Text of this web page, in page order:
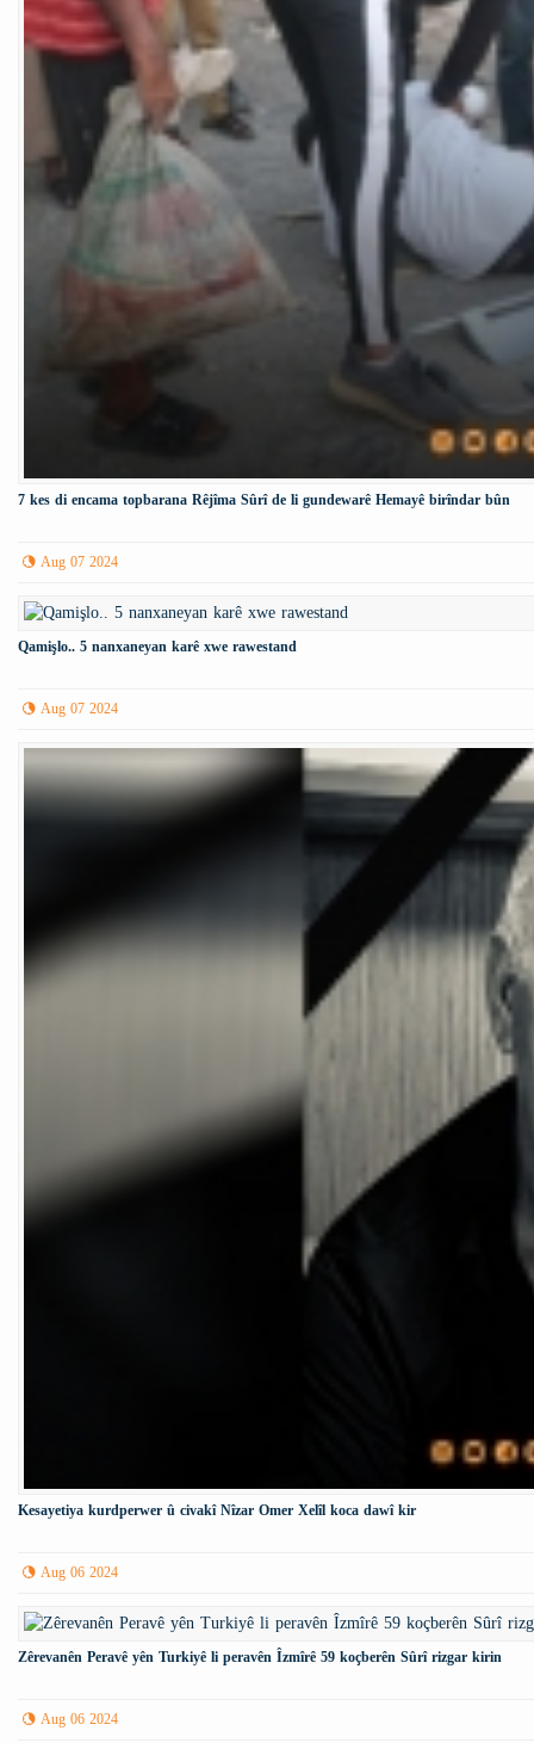
7 kes di encama topbarana Rêjîma Sûrî de li gundewarê Hemayê birîndar bûn
Aug 07 2024
Qamişlo.. 5 nanxaneyan karê xwe rawestand
Aug 07 2024
Kesayetiya kurdperwer û civakî Nîzar Omer Xelîl koca dawî kir
Aug 06 2024
Zêrevanên Peravê yên Turkiyê li peravên Îzmîrê 59 koçberên Sûrî rizgar kirin
Aug 06 2024